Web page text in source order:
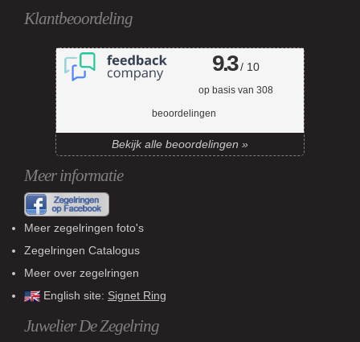
Klantbeoordeling
9.3/ 10
op basis van 308
beoordelingen
Bekijk alle beoordelingen »
Meer informatie
Meer zegelringen foto's
Zegelringen Catalogus
Meer over zegelringen
English site: Signet Ring
Juwelier De Zegelring